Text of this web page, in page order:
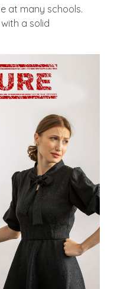
at many schools.
a solid